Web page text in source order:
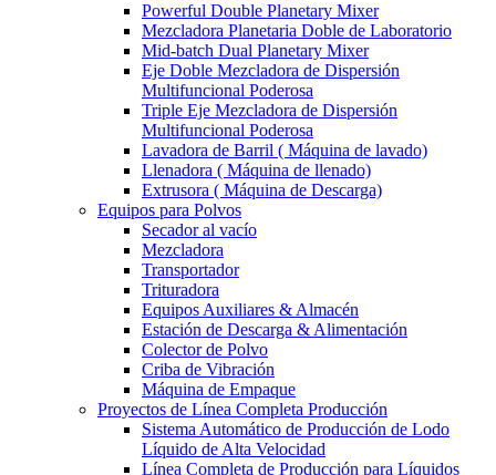
Powerful Double Planetary Mixer
Mezcladora Planetaria Doble de Laboratorio
Mid-batch Dual Planetary Mixer
Eje Doble Mezcladora de Dispersión
Multifuncional Poderosa
Triple Eje Mezcladora de Dispersión
Multifuncional Poderosa
Lavadora de Barril ( Máquina de lavado)
Llenadora ( Máquina de llenado)
Extrusora ( Máquina de Descarga)
Equipos para Polvos
Secador al vacío
Mezcladora
Transportador
Trituradora
Equipos Auxiliares & Almacén
Estación de Descarga & Alimentación
Colector de Polvo
Criba de Vibración
Máquina de Empaque
Proyectos de Línea Completa Producción
Sistema Automático de Producción de Lodo
Líquido de Alta Velocidad
Línea Completa de Producción para Líquidos